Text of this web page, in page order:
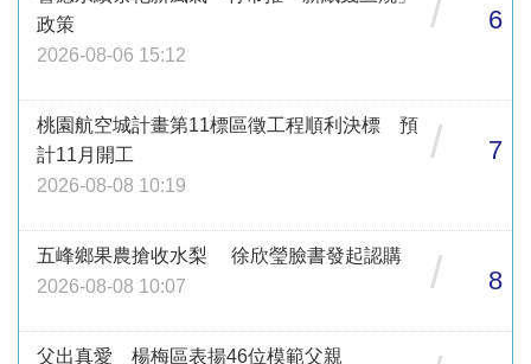
政策
2026-08-06 15:12
/ 6
桃園航空城計畫第11標區徵工程順利決標 預
計11月開工
2026-08-08 10:19
/ 7
五峰鄉果農搶收水梨 徐欣瑩臉書發起認購
2026-08-08 10:07
/ 8
父出真愛 楊梅區表揚46位模範父親